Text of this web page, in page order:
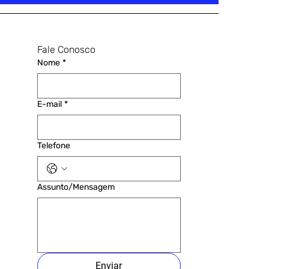
Fale Conosco
Nome *
E-mail *
Telefone
Assunto/Mensagem
Enviar